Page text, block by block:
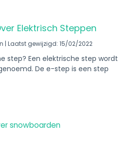
Elektrisch Steppen
Laatst gewijzigd: 15/02/2022
step? Een elektrische step wordt
De e-step is een step